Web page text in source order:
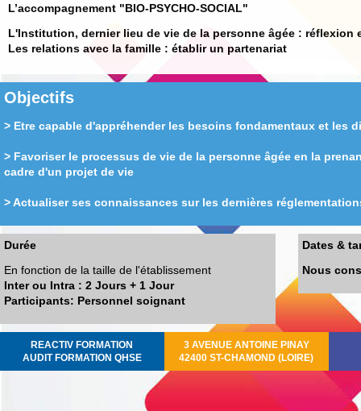
L’accompagnement "BIO-PSYCHO-SOCIAL"
L'Institution, dernier lieu de vie de la personne âgée : réflexion
Les relations avec la famille : établir un partenariat
Objectifs
> Etre capable d'appréhender les besoins fondamentaux et les
> Favoriser le processus de vie de la personne âgée en la
cadre d'un projet de vie
> Actualiser ses connaissances sur les dernières
Durée
En fonction de la taille de l'établissement
Inter ou Intra : 2 Jours + 1 Jour
Participants: Personnel soignant
Dates &
Nous
REACTIV FORMATION
AUDIT FORMATION QHSE
3 AVENUE ANTOINE PINAY
42400 ST-CHAMOND (LOIRE)